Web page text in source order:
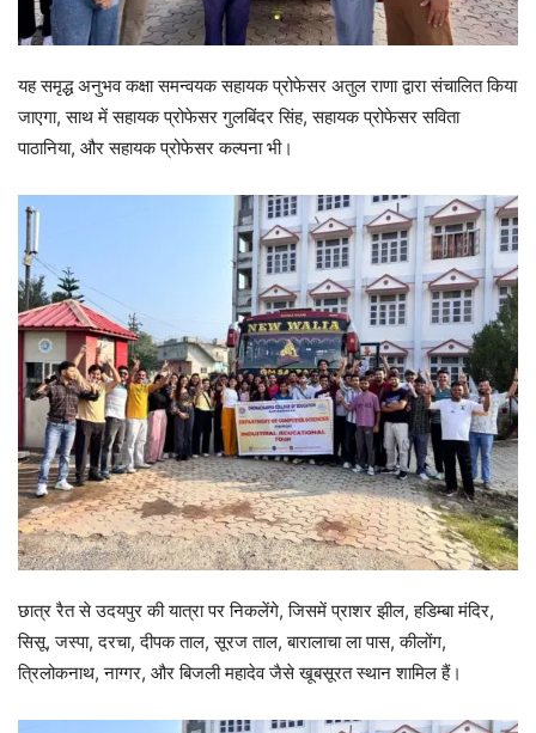
यह समृद्ध अनुभव कक्षा समन्वयक सहायक प्रोफेसर अतुल राणा द्वारा संचालित किया
जाएगा, साथ में सहायक प्रोफेसर गुलबिंदर सिंह, सहायक प्रोफेसर सविता
पाठानिया, और सहायक प्रोफेसर कल्पना भी।
छात्र रैत से उदयपुर की यात्रा पर निकलेंगे, जिसमें प्राशर झील, हडिम्बा मंदिर,
सिसू, जस्पा, दरचा, दीपक ताल, सूरज ताल, बारालाचा ला पास, कीलोंग,
त्रिलोकनाथ, नाग्गर, और बिजली महादेव जैसे खूबसूरत स्थान शामिल हैं।